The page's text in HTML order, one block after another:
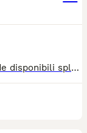
Allevamento premiato e con affisso rende disponibili splendidi cuccioli di Maine Coon che cercano famiglie da amare per tutta la vita! Raggiungeranno le nuove case con pedigree, libretto sanitario con vaccinazioni complete e microchip. Figli di Campionessa. Genealogia sana e con analisi complete per Fiv, Felv, Hcm, Ecocardio, PKD e PkDef. Nati il 14 aprile, saranno ritirabili dal 14 luglio, prenotabili da subito, possono essere ritirati anche dopo le vacanze estive.